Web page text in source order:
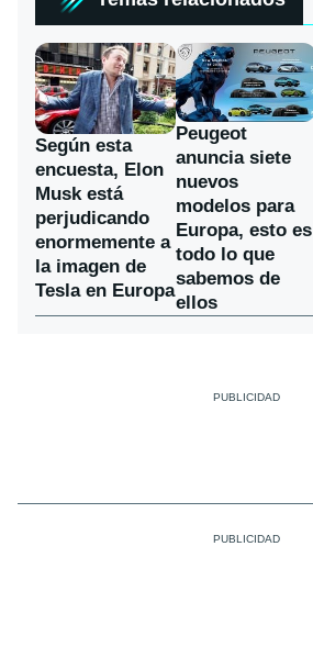
Según esta
encuesta, Elon
Musk está
perjudicando
enormemente a
la imagen de
Tesla en Europa
Peugeot
anuncia siete
nuevos
modelos para
Europa, esto es
todo lo que
sabemos de
ellos